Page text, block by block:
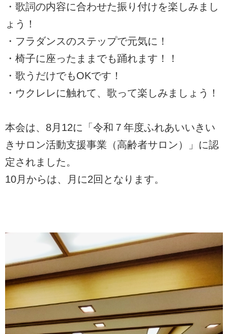
・歌詞の内容に合わせた振り付けを楽しみまし
ょう！
・フラダンスのステップで元気に！
・椅子に座ったままでも踊れます！！
・歌うだけでもOKです！
・ウクレレに触れて、歌って楽しみましょう！
本会は、8月12に「令和７年度ふれあいいきい
きサロン活動支援事業（高齢者サロン）」に認
定されました。
10月からは、月に2回となります。